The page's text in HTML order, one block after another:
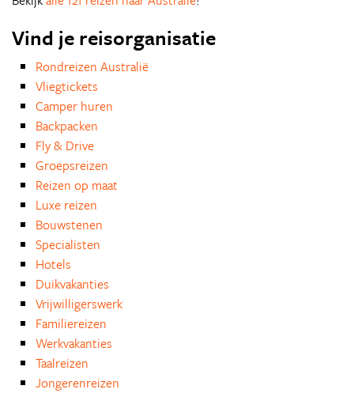
Vind je reisorganisatie
Rondreizen Australië
Vliegtickets
Camper huren
Backpacken
Fly & Drive
Groepsreizen
Reizen op maat
Luxe reizen
Bouwstenen
Specialisten
Hotels
Duikvakanties
Vrijwilligerswerk
Familiereizen
Werkvakanties
Taalreizen
Jongerenreizen